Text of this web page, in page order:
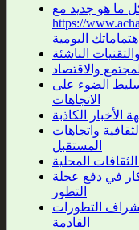
ما هو جديد مع
https://
اليومية
الناشئة
والاقتصاد
الضوء على
الاتجاهات
الأخبار الكاذبة
واتجاهات
المستقبل
المحلية
في دفع عجلة
التطور
التطورات
القادمة